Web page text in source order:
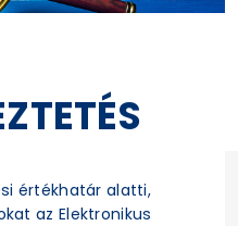
értékhatár alatti,
az Elektronikus